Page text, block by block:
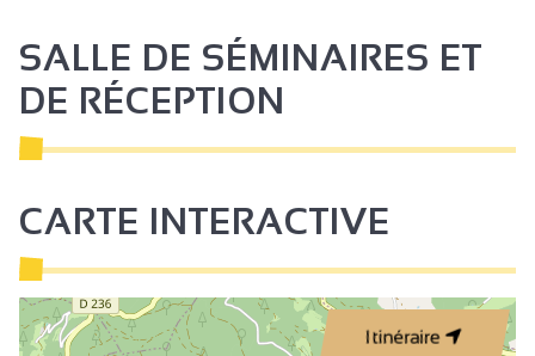
SALLE DE SÉMINAIRES ET
DE RÉCEPTION
CARTE INTERACTIVE
Itinéraire